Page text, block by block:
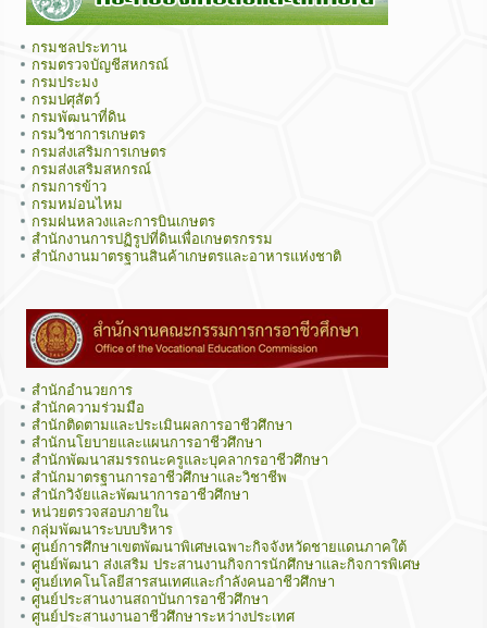
กรมชลประทาน
กรมตรวจบัญชีสหกรณ์
กรมประมง
กรมปศุสัตว์
กรมพัฒนาที่ดิน
กรมวิชาการเกษตร
กรมส่งเสริมการเกษตร
กรมส่งเสริมสหกรณ์
กรมการข้าว
กรมหม่อนไหม
กรมฝนหลวงและการบินเกษตร
สำนักงานการปฏิรูปที่ดินเพื่อเกษตรกรรม
สำนักงานมาตรฐานสินค้าเกษตรและอาหารแห่งชาติ
สำนักอำนวยการ
สำนักความร่วมมือ
สำนักติดตามและประเมินผลการอาชีวศึกษา
สำนักนโยบายและแผนการอาชีวศึกษา
สำนักพัฒนาสมรรถนะครูและบุคลากรอาชีวศึกษา
สำนักมาตรฐานการอาชีวศึกษาและวิชาชีพ
สำนักวิจัยและพัฒนาการอาชีวศึกษา
หน่วยตรวจสอบภายใน
กลุ่มพัฒนาระบบบริหาร
ศูนย์การศึกษาเขตพัฒนาพิเศษเฉพาะกิจจังหวัดชายแดนภาคใต้
ศูนย์พัฒนา ส่งเสริม ประสานงานกิจการนักศึกษาและกิจการพิเศษ
ศูนย์เทคโนโลยีสารสนเทศและกำลังคนอาชีวศึกษา
ศูนย์ประสานงานสถาบันการอาชีวศึกษา
ศูนย์ประสานงานอาชีวศึกษาระหว่างประเทศ